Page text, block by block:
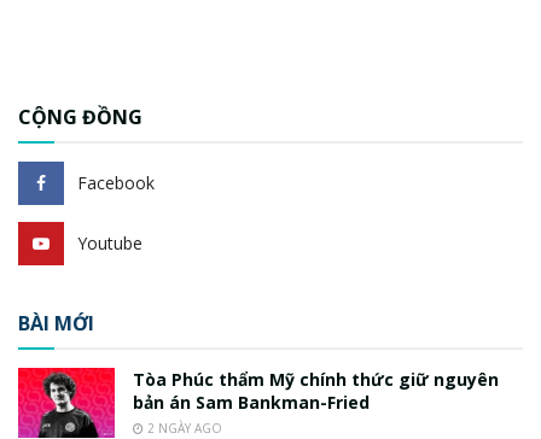
CỘNG ĐỒNG
Facebook
Youtube
BÀI MỚI
Tòa Phúc thẩm Mỹ chính thức giữ nguyên
bản án Sam Bankman-Fried
2 NGÀY AGO